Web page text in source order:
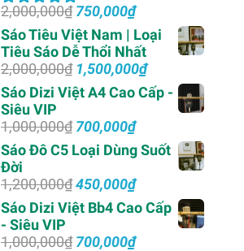
Được xếp
hạng5.005
sao
2,000,000₫ Giá
gốc
là:
2,000,000₫.
750,000₫Giá
hiện
tại
là:
750,000₫.
Sáo Tiêu Việt Nam | Loại
Tiêu Sáo Dễ Thổi Nhất
2,000,000₫ Giá
gốc
là:
2,000,000₫.
1,500,000₫Giá
hiện
tại
Sáo Dizi Việt A4 Cao Cấp -
Siêu VIP
1,000,000₫ Giá
gốc
là:
1,000,000₫.
700,000₫Giá
hiện
tại
là:
Sáo Đô C5 Loại Dùng Suốt
Đời
1,200,000₫Giá
gốc
là:
1,200,000₫.
450,000₫Giá
hiện
tại
là:
Sáo Dizi Việt Bb4 Cao Cấp
- Siêu VIP
1,000,000₫ Giá
700,000₫Giá